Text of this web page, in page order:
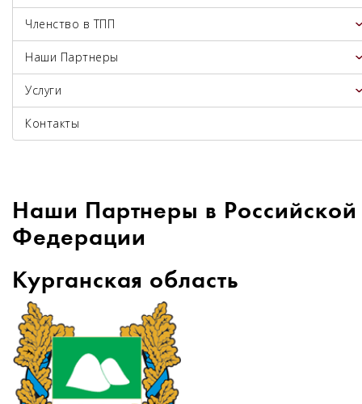
Членство в ТПП
Наши Партнеры
Услуги
Контакты
Наши Партнеры в Российской
Федерации
Курганская область